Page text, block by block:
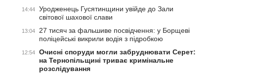
14:44
Уродженець Гусятинщини увійде до Зали
світової шахової слави
13:04
27 тисяч за фальшиве посвідчення: у Борщеві
поліцейські викрили водія з підробкою
12:54
Очисні споруди могли забруднювати Серет:
на Тернопільщині триває кримінальне
розслідування